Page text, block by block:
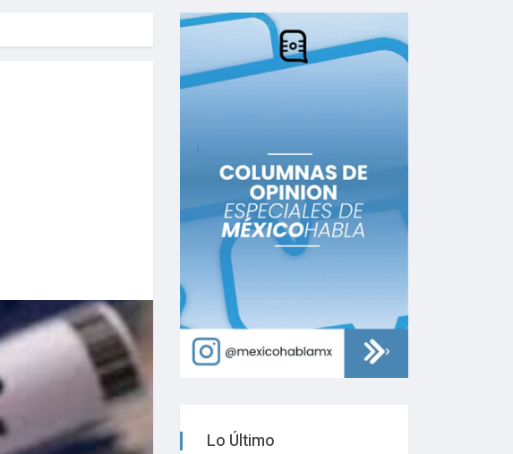
Lo Último